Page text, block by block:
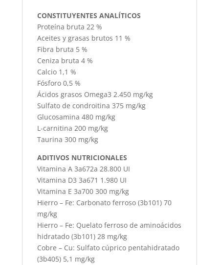
CONSTITUYENTES ANALÍTICOS
Proteína bruta 22 %
Aceites y grasas brutos 11 %
Fibra bruta 5 %
Ceniza bruta 4 %
Calcio 1,1 %
Fósforo 0,5 %
Ácidos grasos Omega3 2.450 mg/kg
Sulfato de condroitina 375 mg/kg
Glucosamina 480 mg/kg
L-carnitina 200 mg/kg
Taurina 300 mg/kg
ADITIVOS NUTRICIONALES
Vitamina A 3a672a 28.800 UI
Vitamina D3 3a671 1.980 UI
Vitamina E 3a700 300 mg/kg
Hierro – Fe: Carbonato ferroso (3b101) 70
mg/kg
Hierro – Fe: Quelato ferroso de aminoácidos
hidratado (3b101) 28 mg/kg
Cobre – Cu: Sulfato cúprico pentahidratado
(3b405) 5,1 mg/kg